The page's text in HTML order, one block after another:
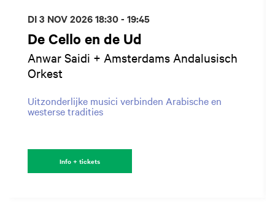
De Cello en de Ud
Anwar Saidi + Amsterdams Andalusisch
Orkest
Uitzonderlijke musici verbinden Arabische en
westerse tradities
DI 3 NOV 202618:30 - 19:45
Info + tickets